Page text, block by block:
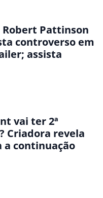
Pattinson
controverso em
assista
vai ter 2ª
Criadora revela
a continuação